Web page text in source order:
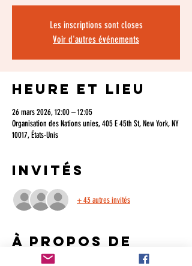
Les inscriptions sont closes
Voir d'autres événements
Heure et lieu
26 mars 2026, 12:00 – 12:05
Organisation des Nations unies, 405 E 45th St, New York, NY
10017, États-Unis
Invités
+ 43 autres invités
À propos de
l'événement